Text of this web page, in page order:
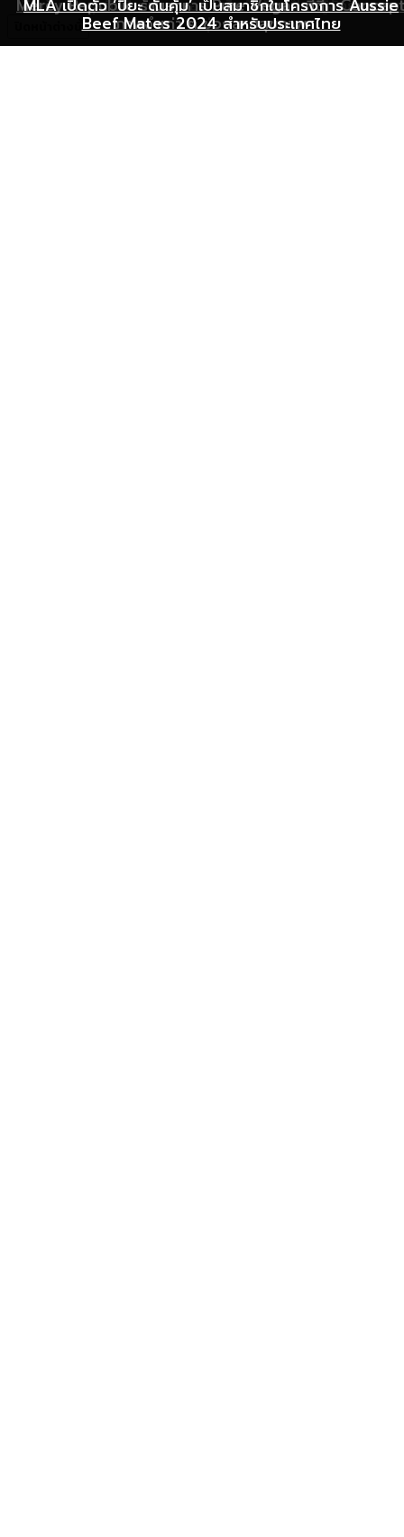
เริ่มต้นเปิดธุรกิจร้านอาหารอย่างไร ให้ร้านเป็นที่รู้จักยอดขาย
พุ่ง
Mercy Republic ร้านอาหาร Pure Vegan ที่ฉีก
ภาพจำเก่า ๆ ของสายสุขภาพ
MLA เปิดตัว ‘ปิยะ ดั่นคุ้ม’ เป็นสมาชิกในโครงการ Aussie
Beef Mates 2024 สำหรับประเทศไทย
ปิดหน้าต่างนี้